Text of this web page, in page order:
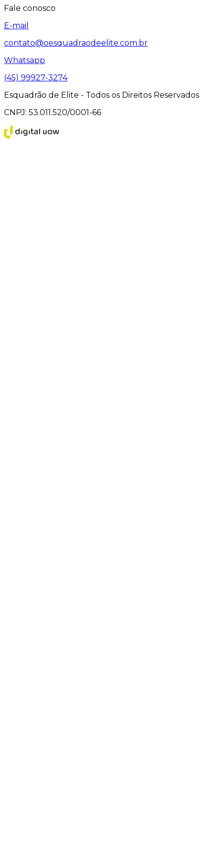
Fale conosco
E-mail
contato@oesquadraodeelite.com.br
Whatsapp
(45) 99927-3274
Esquadrão de Elite - Todos os Direitos Reservados
CNPJ: 53.011.520/0001-66